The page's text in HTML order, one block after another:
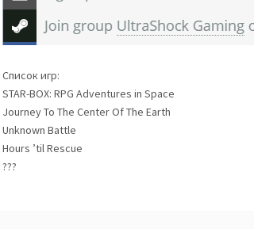
Список игр:
STAR-BOX: RPG Adventures in Space
Journey To The Center Of The Earth
Unknown Battle
Hours ’til Rescue
???